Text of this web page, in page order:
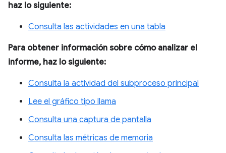
haz lo siguiente:
Consulta las actividades en una tabla
Para obtener información sobre cómo analizar el
informe, haz lo siguiente:
Consulta la actividad del subproceso principal
Lee el gráfico tipo llama
Consulta una captura de pantalla
Consulta las métricas de memoria